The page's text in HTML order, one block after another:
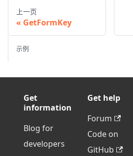
上一页
GetFormKey
示例
Get
information
Blog for
developers
Get help
Forum
Code on
GitHub